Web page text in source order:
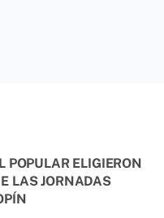
POPULAR ELIGIERON
LAS JORNADAS